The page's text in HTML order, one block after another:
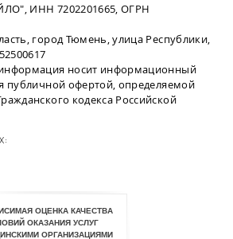
ИНН 7202201665, ОГРН
город Тюмень, улица Республики,
информация носит информационный
публичной офертой, определяемой
кодекса Российской